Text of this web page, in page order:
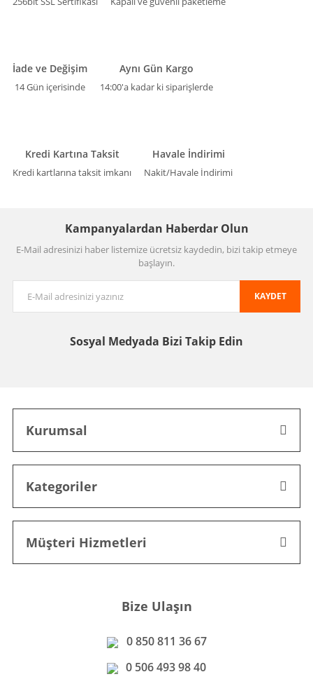
İade ve Değişim
14 Gün içerisinde
Aynı Gün Kargo
14:00'a kadar ki siparişlerde
Kredi Kartına Taksit
Kredi kartlarına taksit imkanı
Havale İndirimi
Nakit/Havale İndirimi
Kampanyalardan Haberdar Olun
E-Mail adresinizi haber listemize ücretsiz kaydedin, bizi takip etmeye
başlayın.
KAYDET
Sosyal Medyada Bizi Takip Edin
Kurumsal
Kategoriler
Müşteri Hizmetleri
Bize Ulaşın
0 850 811 36 67
0 506 493 98 40